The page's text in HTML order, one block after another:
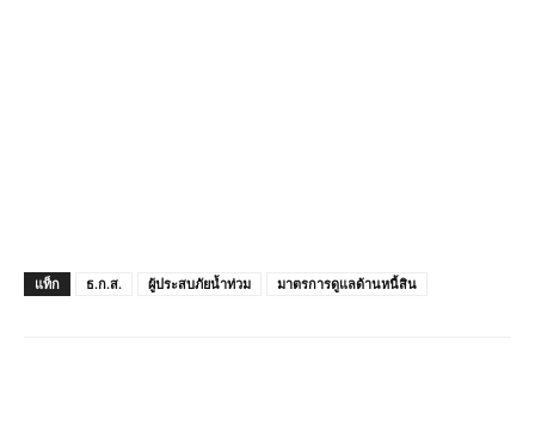
แท็ก ​ธ.ก.ส. ผู้ประสบภัยน้ำท่วม มาตรการดูแลด้านหนี้สิน